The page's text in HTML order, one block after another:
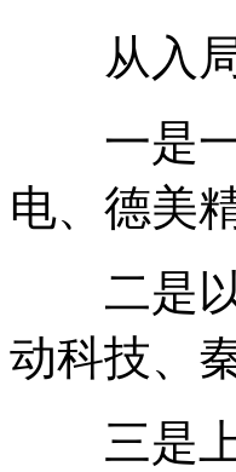
从入局
一是一
电、德美
二是以
动科技、
三是上